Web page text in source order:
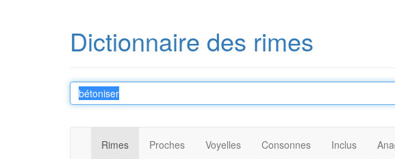
Dictionnaire des rimes
Rimes Proches Voyelles Consonnes Inclus